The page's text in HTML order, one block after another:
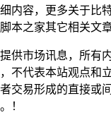
内容，更多关于比
本之家其它相关文章
供市场讯息，所有
不代表本站观点和
交易形成的直接或
！